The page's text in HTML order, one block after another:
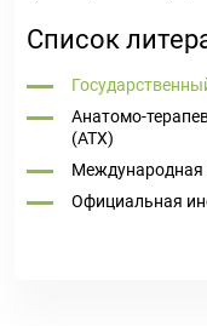
Список
Анатомо-
(ATX)
Международная
Официальная